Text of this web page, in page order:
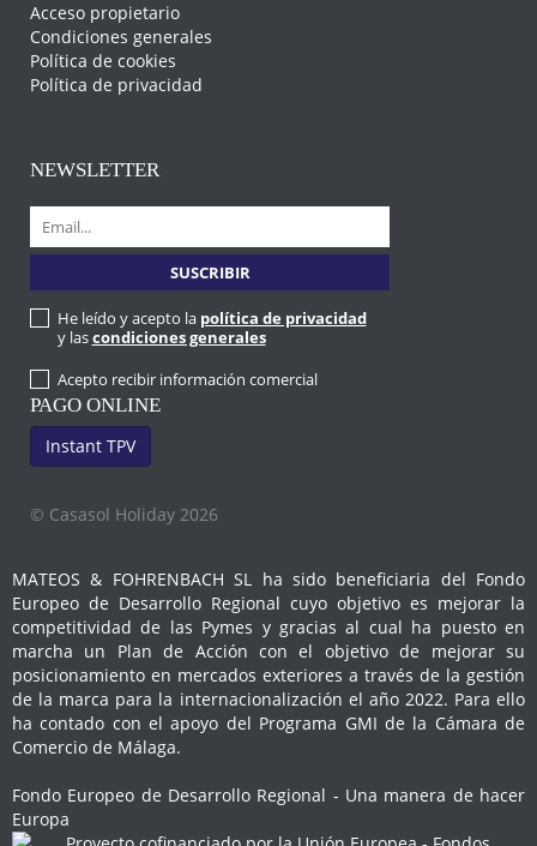
Acceso propietario
Condiciones generales
Política de cookies
Política de privacidad
NEWSLETTER
He leído y acepto la política de privacidad
y lascondiciones generales
Acepto recibir información comercial
PAGO ONLINE
Instant TPV
© Casasol Holiday 2026
MATEOS & FOHRENBACH SL ha sido beneficiaria del Fondo
Europeo de Desarrollo Regional cuyo objetivo es mejorar la
competitividad de las Pymes y gracias al cual ha puesto en
marcha un Plan de Acción con el objetivo de mejorar su
posicionamiento en mercados exteriores a través de la gestión
de la marca para la internacionalización el año 2022. Para ello
ha contado con el apoyo del Programa GMI de la Cámara de
Comercio de Málaga.
Fondo Europeo de Desarrollo Regional - Una manera de hacer
Europa